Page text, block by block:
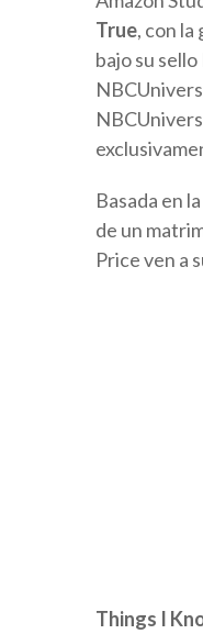
True, con
bajo su
Basada en
de un
Price ven a
Things I